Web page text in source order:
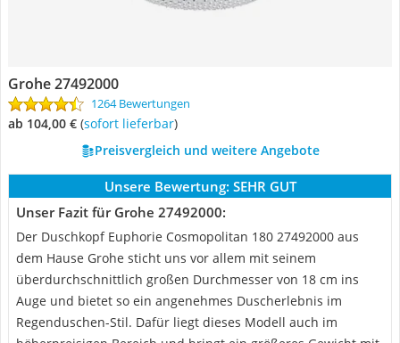
Grohe 27492000
1264 Bewertungen
ab 104,00 € ( Sofort lieferbar)
Preisvergleich und weitere Angebote
Unsere Bewertung: SEHR GUT
Unser Fazit für Grohe 27492000:
Der Duschkopf Euphorie Cosmopolitan 180 27492000 aus
dem Hause Grohe sticht uns vor allem mit seinem
überdurchschnittlich großen Durchmesser von 18 cm ins
Auge und bietet so ein angenehmes Duscherlebnis im
Regenduschen-Stil. Dafür liegt dieses Modell auch im